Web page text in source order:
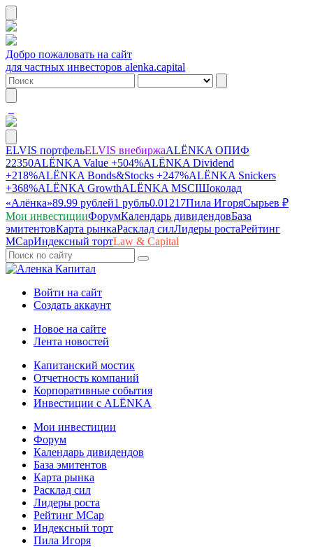
Добро пожаловать на сайт
для частных инвесторов alenka.capital
ELVIS портфельELVIS внебиржаALЁNKA ОПИФ
22350ALЁNKA Value +504%ALЁNKA Dividend
+218%ALЁNKA Bonds&Stocks +247%ALЁNKA Snickers
+368%ALЁNKA GrowthALЁNKA MSCIШоколад
«Алёнка»89.99 рублей1 рубль0.01217Пила ИгоряСырьев ₽
Мои инвестицииФорумКалендарь дивидендовБаза
эмитентовКарта рынкаРасклад силЛидеры ростаРейтинг
MCapИндексный тортLaw & Capital
Войти на сайт
Создать аккаунт
Новое на сайте
Лента новостей
Капитанский мостик
Отчетность компаний
Корпоративные события
Инвестиции с ALЁNKA
Мои инвестиции
Форум
Календарь дивидендов
База эмитентов
Карта рынка
Расклад сил
Лидеры роста
Рейтинг MCap
Индексный торт
Пила Игоря